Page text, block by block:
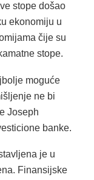
stope došao
ekonomiju u
čije su
stope.
moguće
ne bi
Joseph
banke.
je u
Finansijske